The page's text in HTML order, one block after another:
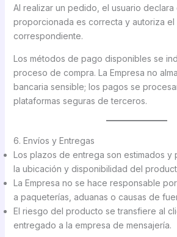
Al realizar un pedido, el usuario declara
proporcionada es correcta y autoriza el
correspondiente.
Los métodos de pago disponibles se
proceso de compra. La Empresa no
bancaria sensible; los pagos se
plataformas seguras de terceros.
6. Envíos y Entregas
Los plazos de entrega son estimados y
la ubicación y disponibilidad del
La Empresa no se hace responsable
a paqueterías, aduanas o causas de
El riesgo del producto se transfiere al
entregado a la empresa de mensajería.